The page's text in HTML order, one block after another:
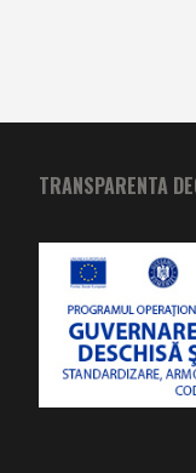
TRANSPARENTA